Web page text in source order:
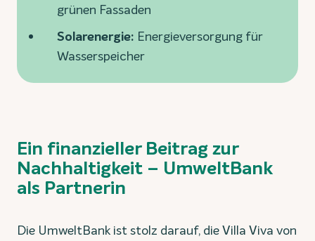
grünen Fassaden
Solarenergie: Energieversorgung für
Wasserspeicher
Ein finanzieller Beitrag zur
Nachhaltigkeit – UmweltBank
als Partnerin
Die UmweltBank ist stolz darauf, die Villa Viva von